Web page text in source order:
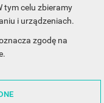
tym celu zbieramy
i urządzeniach.
zgodę na